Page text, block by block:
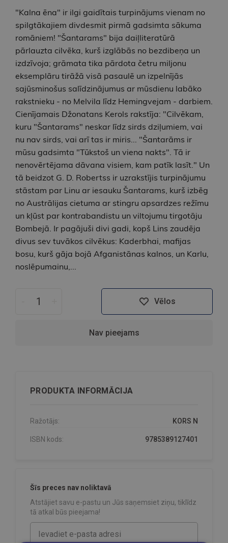
"Kalna ēna" ir ilgi gaidītais turpinājums vienam no
spilgtākajiem divdesmit pirmā gadsimta sākuma
romāniem! "Šantarams" bija daiļliteratūrā
pārlauzta cilvēka, kurš izglābās no bezdibeņa un
izdzīvoja; grāmata tika pārdota četru miljonu
eksemplāru tirāžā visā pasaulē un izpelnījās
sajūsminošus salīdzinājumus ar mūsdienu labāko
rakstnieku - no Melvila līdz Hemingvejam - darbiem.
Cienījamais Džonatans Kerols rakstīja: "Cilvēkam,
kuru "Šantarams" neskar līdz sirds dziļumiem, vai
nu nav sirds, vai arī tas ir miris... "Šantarāms ir
mūsu gadsimta "Tūkstoš un viena nakts". Tā ir
nenovērtējama dāvana visiem, kam patīk lasīt." Un
tā beidzot G. D. Robertss ir uzrakstījis turpinājumu
stāstam par Linu ar iesauku Šantarams, kurš izbēg
no Austrālijas cietuma ar stingru apsardzes režīmu
un kļūst par kontrabandistu un viltojumu tirgotāju
Bombejā. Ir pagājuši divi gadi, kopš Lins zaudēja
divus sev tuvākos cilvēkus: Kaderbhai, mafijas
bosu, kurš gāja bojā Afganistānas kalnos, un Karlu,
noslēpumainu,...
Vēlos
Nav pieejams
PRODUKTA INFORMĀCIJA
Ražotājs: KORS N
ISBN kods: 9785389127401
Šīs preces nav noliktavā
Atstājiet savu e-pastu un Jūs saņemsiet ziņu, tiklīdz
tā atkal būs pieejama!